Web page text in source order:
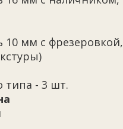
10 мм с фрезеровкой,
типа - 3 шт.